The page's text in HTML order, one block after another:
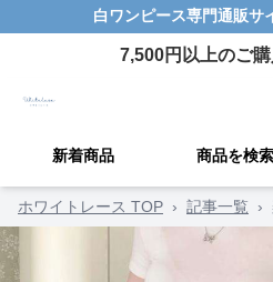
白ワンピース専門通販サ
7,500円以上のご
新着商品 商品を検索
ホワイトレース TOP › 記事一覧 ›